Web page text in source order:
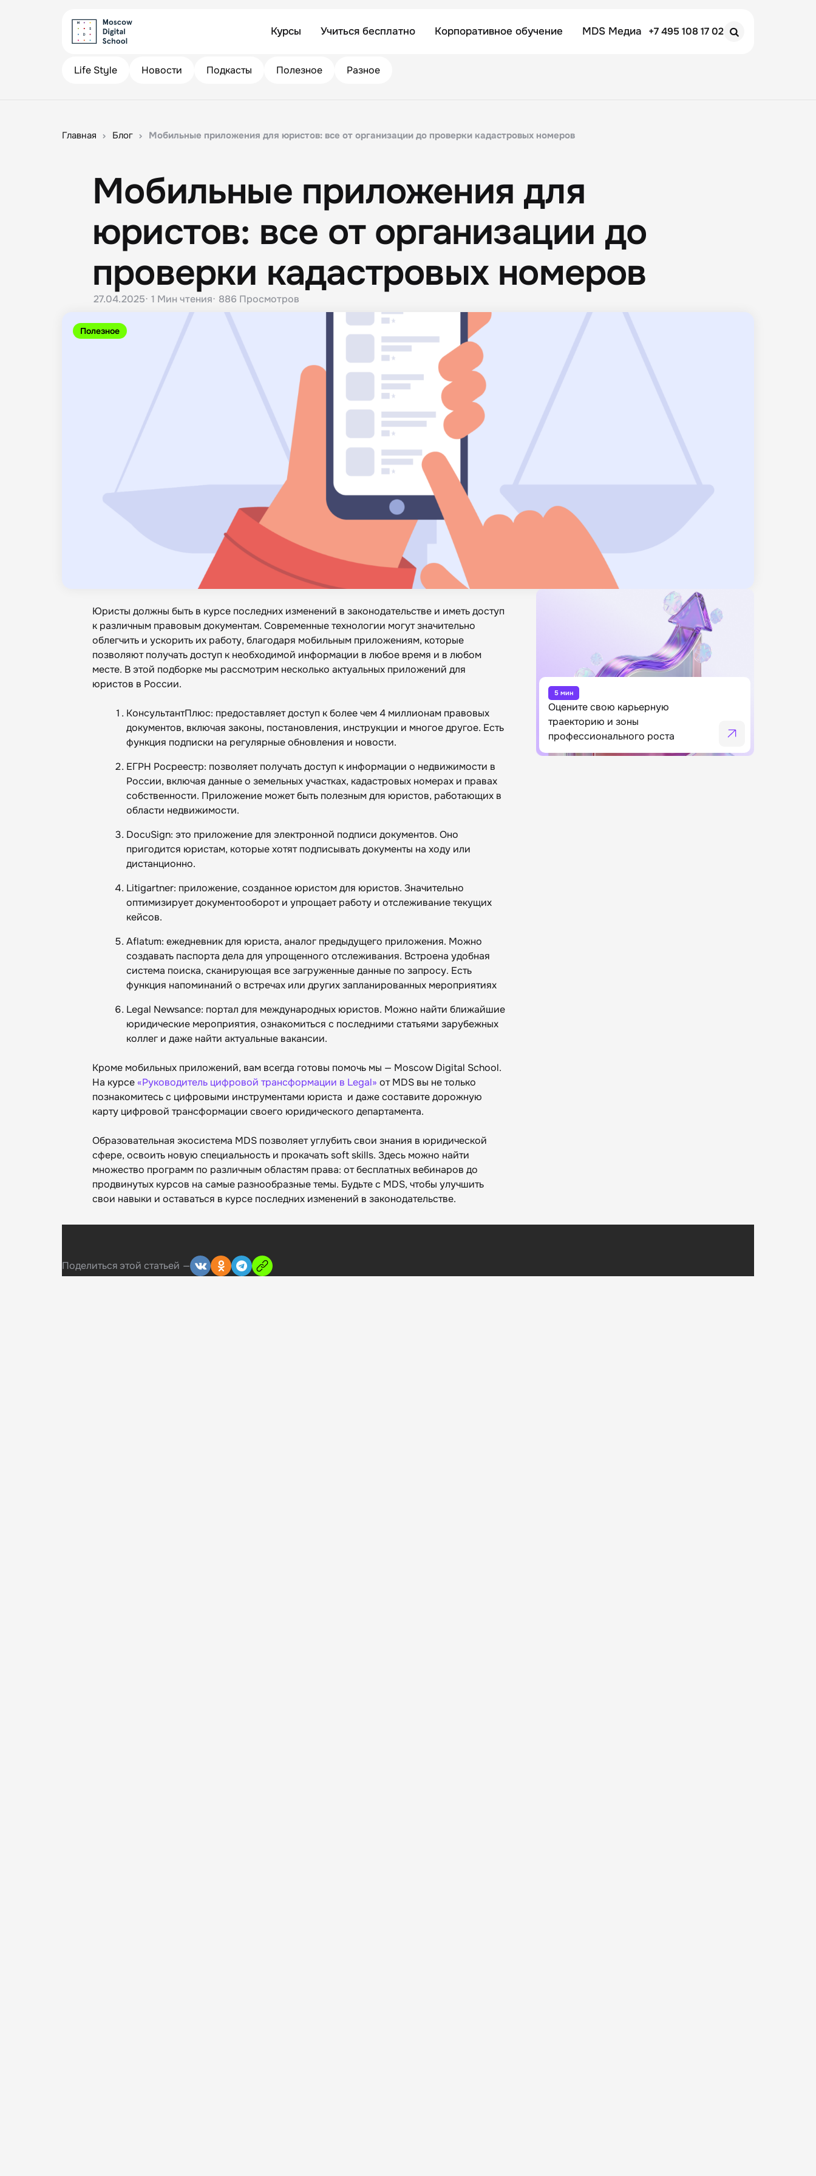
+7 495 108 17 02
Курсы Учиться бесплатно Корпоративное обучение MDS Медиа
Life Style Новости Подкасты Полезное Разное
Главная Блог Мобильные приложения для юристов: все от организации до проверки кадастровых номеров
Полезное
Мобильные приложения для
юристов: все от организации до
проверки кадастровых номеров
27.04.2025 1 Мин чтения 886 Просмотров
Юристы должны быть в курсе последних изменений в законодательстве и иметь доступ
к различным правовым документам. Современные технологии могут значительно
облегчить и ускорить их работу, благодаря мобильным приложениям, которые
позволяют получать доступ к необходимой информации в любое время и в любом
месте. В этой подборке мы рассмотрим несколько актуальных приложений для
юристов в России.
КонсультантПлюс: предоставляет доступ к более чем 4 миллионам правовых
документов, включая законы, постановления, инструкции и многое другое. Есть
функция подписки на регулярные обновления и новости.
ЕГРН Росреестр: позволяет получать доступ к информации о недвижимости в
России, включая данные о земельных участках, кадастровых номерах и правах
собственности. Приложение может быть полезным для юристов, работающих в
области недвижимости.
DocuSign: это приложение для электронной подписи документов. Оно
пригодится юристам, которые хотят подписывать документы на ходу или
дистанционно.
Litigartner: приложение, созданное юристом для юристов. Значительно
оптимизирует документооборот и упрощает работу и отслеживание текущих
кейсов.
Aflatum: ежедневник для юриста, аналог предыдущего приложения. Можно
создавать паспорта дела для упрощенного отслеживания. Встроена удобная
система поиска, сканирующая все загруженные данные по запросу. Есть
функция напоминаний о встречах или других запланированных мероприятиях
Legal Newsance: портал для международных юристов. Можно найти ближайшие
юридические мероприятия, ознакомиться с последними статьями зарубежных
коллег и даже найти актуальные вакансии.
Кроме мобильных приложений, вам всегда готовы помочь мы — Moscow Digital School.
На курсе«Руководитель цифровой трансформации в Legal» от MDS вы не только
познакомитесь с цифровыми инструментами юриста и даже составите дорожную
карту цифровой трансформации своего юридического департамента.
Образовательная экосистема MDS позволяет углубить свои знания в юридической
сфере, освоить новую специальность и прокачать soft skills. Здесь можно найти
множество программ по различным областям права: от бесплатных вебинаров до
продвинутых курсов на самые разнообразные темы. Будьте с MDS, чтобы улучшить
свои навыки и оставаться в курсе последних изменений в законодательстве.
Оцените свою карьерную
траекторию и зоны
профессионального роста
5 мин
Поделиться этой статьей